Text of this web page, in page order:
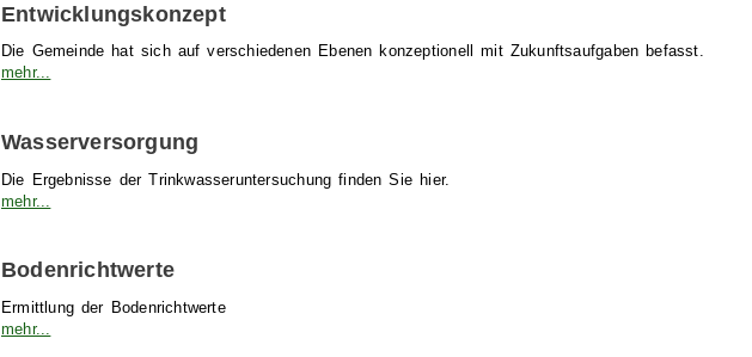
Entwicklungskonzept
Die Gemeinde hat sich auf verschiedenen Ebenen konzeptionell mit Zukunftsaufgaben befasst.
mehr...
Wasserversorgung
Die Ergebnisse der Trinkwasseruntersuchung finden Sie hier.
mehr...
Bodenrichtwerte
Ermittlung der Bodenrichtwerte
mehr...